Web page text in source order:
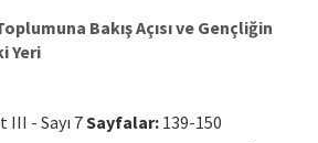
Bakış Açısı ve Gençliğin
Yeri
III - Sayı 7Sayfalar: 139-150